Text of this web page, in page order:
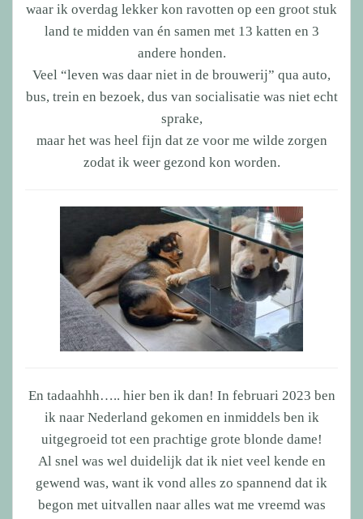
waar ik overdag lekker kon ravotten op een groot stuk
land te midden van én samen met 13 katten en 3
andere honden.
Veel “leven was daar niet in de brouwerij” qua auto,
bus, trein en bezoek, dus van socialisatie was niet echt
sprake,
maar het was heel fijn dat ze voor me wilde zorgen
zodat ik weer gezond kon worden.
En tadaahhh….. hier ben ik dan! In februari 2023 ben
ik naar Nederland gekomen en inmiddels ben ik
uitgegroeid tot een prachtige grote blonde dame!
Al snel was wel duidelijk dat ik niet veel kende en
gewend was, want ik vond alles zo spannend dat ik
begon met uitvallen naar alles wat me vreemd was